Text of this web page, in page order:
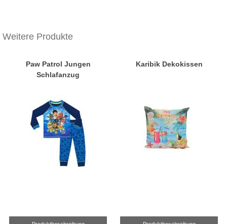
Weitere Produkte
Paw Patrol Jungen
Schlafanzug
Karibik Dekokissen